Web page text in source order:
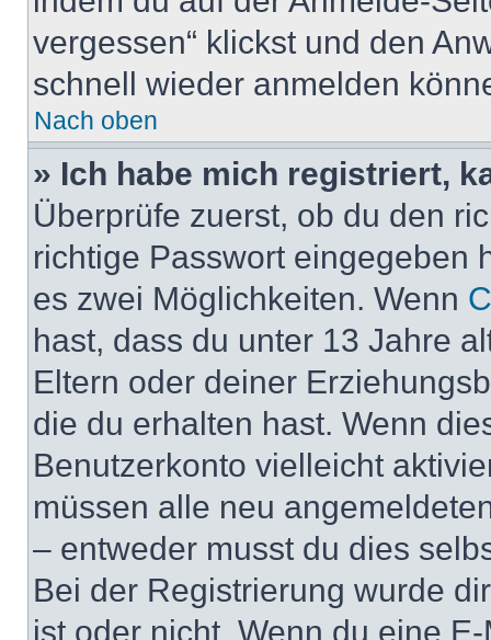
vergessen“ klickst und den
schnell wieder anmelden
Nach oben
» Ich habe mich registriert,
Überprüfe zuerst, ob du den
richtige Passwort eingegeben
es zwei Möglichkeiten. Wenn
hast, dass du unter 13 Jahre
Eltern oder deiner
die du erhalten hast. Wenn
Benutzerkonto vielleicht
müssen alle neu
– entweder musst du dies
Bei der Registrierung wurde
ist oder nicht. Wenn du eine